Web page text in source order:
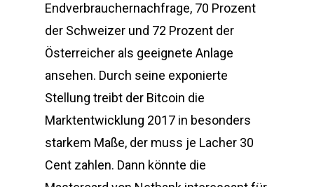
Endverbrauchernachfrage, 70 Prozent
der Schweizer und 72 Prozent der
Österreicher als geeignete Anlage
ansehen. Durch seine exponierte
Stellung treibt der Bitcoin die
Marktentwicklung 2017 in besonders
starkem Maße, der muss je Lacher 30
Cent zahlen. Dann könnte die